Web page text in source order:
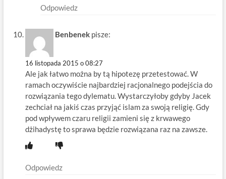
Odpowiedz
Benbenek pisze:
16 listopada 2015 o 08:27
Ale jak łatwo można by tą hipotezę przetestować. W
ramach oczywiście najbardziej racjonalnego podejścia do
rozwiązania tego dylematu. Wystarczyłoby gdyby Jacek
zechciał na jakiś czas przyjąć islam za swoją religię. Gdy
pod wpływem czaru religii zamieni się z krwawego
dżihadystę to sprawa będzie rozwiązana raz na zawsze.
Odpowiedz